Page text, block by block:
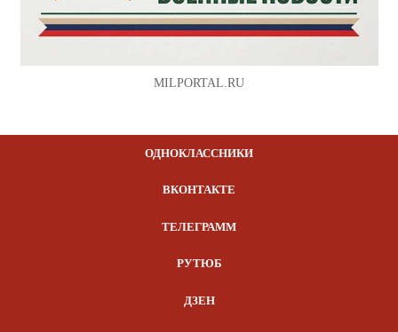
MILPORTAL.RU
ОДНОКЛАССНИКИ
ВКОНТАКТЕ
ТЕЛЕГРАММ
РУТЮБ
ДЗЕН